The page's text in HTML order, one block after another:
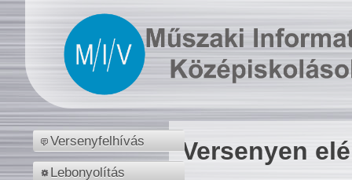
Versenyfelhívás
Lebonyolítás
Versenyen